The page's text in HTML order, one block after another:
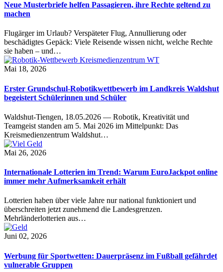
Neue Musterbriefe helfen Passagieren, ihre Rechte geltend zu
machen
Flugärger im Urlaub? Verspäteter Flug, Annullierung oder
beschädigtes Gepäck: Viele Reisende wissen nicht, welche Rechte
sie haben – und…
Mai 18, 2026
Erster Grundschul-Robotikwettbewerb im Landkreis Waldshut
begeistert Schülerinnen und Schüler
Waldshut-Tiengen, 18.05.2026 — Robotik, Kreativität und
Teamgeist standen am 5. Mai 2026 im Mittelpunkt: Das
Kreismedienzentrum Waldshut…
Mai 26, 2026
Internationale Lotterien im Trend: Warum EuroJackpot online
immer mehr Aufmerksamkeit erhält
Lotterien haben über viele Jahre nur national funktioniert und
überschreiten jetzt zunehmend die Landesgrenzen.
Mehrländerlotterien aus…
Juni 02, 2026
Werbung für Sportwetten: Dauerpräsenz im Fußball gefährdet
vulnerable Gruppen